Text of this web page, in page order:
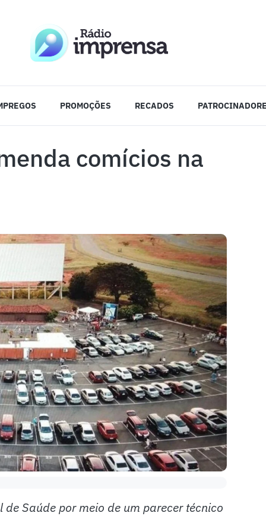
PROMOÇÕES RECADOS
comícios na
Saúde por meio de um parecer técnico